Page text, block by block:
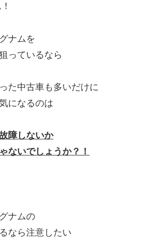
ナムを
っているなら
た中古車も多いだけに
になるのは
障しないか
ないでしょうか？！
ナムの
なら注意したい